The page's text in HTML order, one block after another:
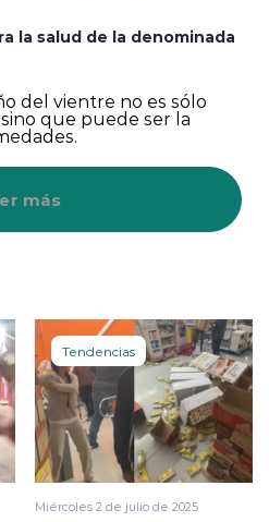
la salud de la denominada
del vientre no es sólo
que puede ser la
más
Tendencias
Miércoles 2 de julio de 2025